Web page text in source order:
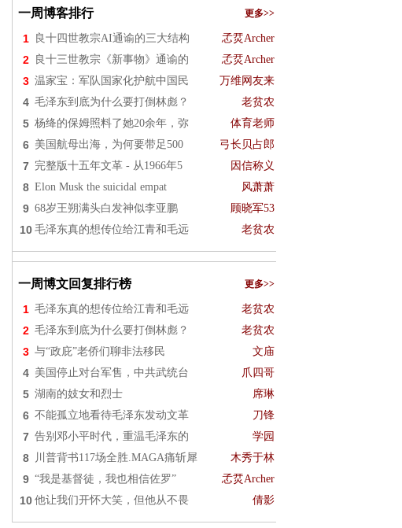
一周博客排行 更多>>
1 良十四世教宗AI通谕的三大结构 孞烎Archer
2 良十三世教宗《新事物》通谕的 孞烎Archer
3 温家宝：军队国家化护航中国民 万维网友来
4 毛泽东到底为什么要打倒林彪？ 老贫农
5 杨绛的保姆照料了她20余年，弥 体育老师
6 美国航母出海，为何要带足500 弓长贝占郎
7 完整版十五年文革 - 从1966年5 因信称义
8 Elon Musk the suicidal empat 风萧萧
9 68岁王朔满头白发神似李亚鹏 顾晓军53
10 毛泽东真的想传位给江青和毛远 老贫农
一周博文回复排行榜 更多>>
1 毛泽东真的想传位给江青和毛远 老贫农
2 毛泽东到底为什么要打倒林彪？ 老贫农
3 与“政庇”老侨们聊非法移民 文庙
4 美国停止对台军售，中共武统台 爪四哥
5 湖南的妓女和烈士 席琳
6 不能孤立地看待毛泽东发动文革 刀锋
7 告别邓小平时代，重温毛泽东的 学园
8 川普背书117场全胜.MAGA痛斩犀 木秀于林
9 “我是基督徒，我也相信佐罗” 孞烎Archer
10 他让我们开怀大笑，但他从不畏 倩影